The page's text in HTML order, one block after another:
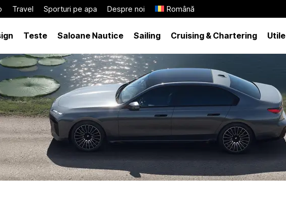
Travel Sporturi pe apa Despre noi Română
Teste Saloane Nautice Sailing Cruising & Chartering Utile